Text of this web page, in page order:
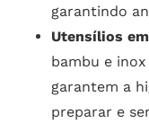
garantindo
Utensílios
bambu e
garantem a
preparar e